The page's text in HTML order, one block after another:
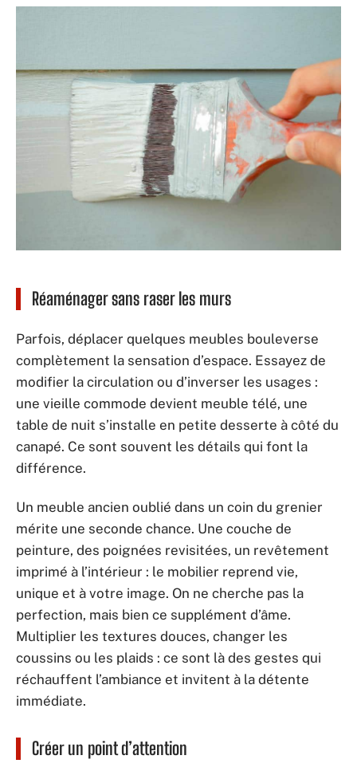
Réaménager sans raser les murs
Parfois, déplacer quelques meubles bouleverse
complètement la sensation d’espace. Essayez de
modifier la circulation ou d’inverser les usages :
une vieille commode devient meuble télé, une
table de nuit s’installe en petite desserte à côté du
canapé. Ce sont souvent les détails qui font la
différence.
Un meuble ancien oublié dans un coin du grenier
mérite une seconde chance. Une couche de
peinture, des poignées revisitées, un revêtement
imprimé à l’intérieur : le mobilier reprend vie,
unique et à votre image. On ne cherche pas la
perfection, mais bien ce supplément d’âme.
Multiplier les textures douces, changer les
coussins ou les plaids : ce sont là des gestes qui
réchauffent l’ambiance et invitent à la détente
immédiate.
Créer un point d’attention